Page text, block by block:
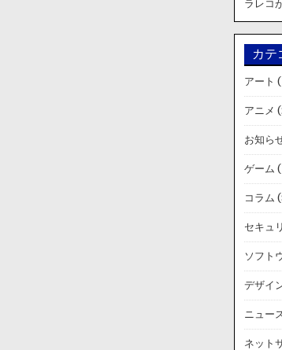
ラレコ
カテ
アート
アニメ
お知ら
ゲーム
コラム
セキュ
ソフト
デザイ
ニュー
ネット